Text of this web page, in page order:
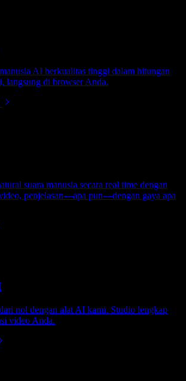
AI berkualitas tinggi dalam hitungan
langsung di browser Anda.
suara manusia secara real time dengan
penjelasan—apa pun—dengan gaya apa
nol dengan alat AI kami. Studio lengkap
video Anda.